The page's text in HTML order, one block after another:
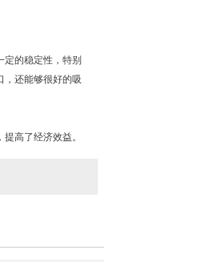
的稳定性，特别
，还能够很好的吸
高了经济效益。